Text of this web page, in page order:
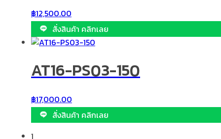
฿12,500.00
สั่งสินค้า คลิกเลย
AT16-PS03-150
฿17,000.00
สั่งสินค้า คลิกเลย
1